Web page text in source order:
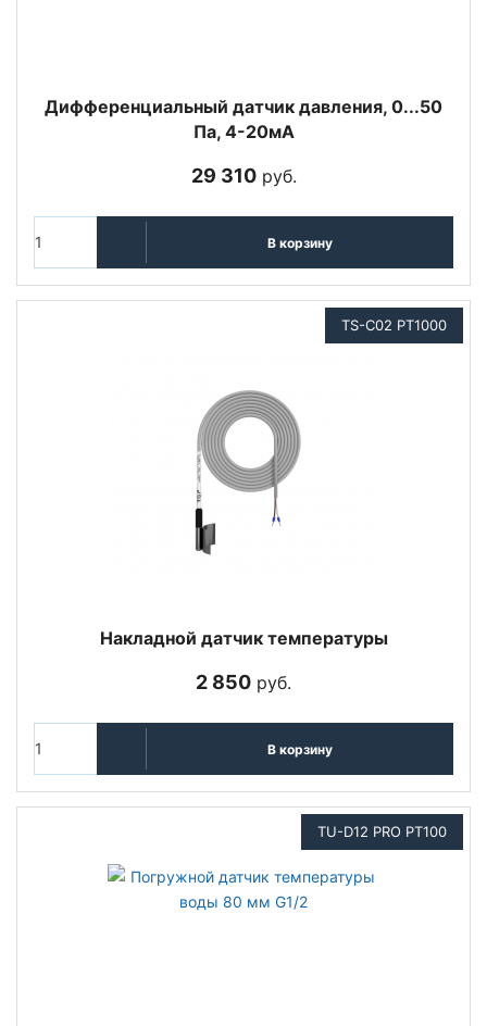
Дифференциальный датчик давления, 0...50
Па, 4-20мА
29 310руб.
В корзину
TS-C02 PT1000
Накладной датчик температуры
2 850 руб.
В корзину
TU-D12 PRO PT100